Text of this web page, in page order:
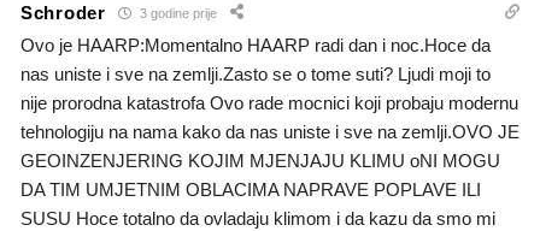
Schroder 3 godine prije
Ovo je HAARP:Momentalno HAARP radi dan i noc.Hoce da
nas uniste i sve na zemlji.Zasto se o tome suti? Ljudi moji to
nije prorodna katastrofa Ovo rade mocnici koji probaju modernu
tehnologiju na nama kako da nas uniste i sve na zemlji.OVO JE
GEOINZENJERING KOJIM MJENJAJU KLIMU oNI MOGU
DA TIM UMJETNIM OBLACIMA NAPRAVE POPLAVE ILI
SUSU Hoce totalno da ovladaju klimom i da kazu da smo mi